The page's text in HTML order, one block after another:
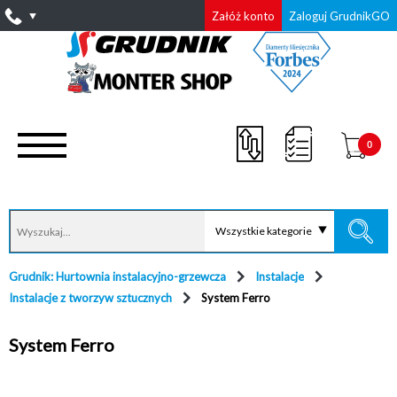
Załóż konto Zaloguj GrudnikGO
Wszystkie kategorie
0
Grudnik: Hurtownia instalacyjno-grzewcza
Instalacje
Instalacje z tworzyw sztucznych
System Ferro
System Ferro